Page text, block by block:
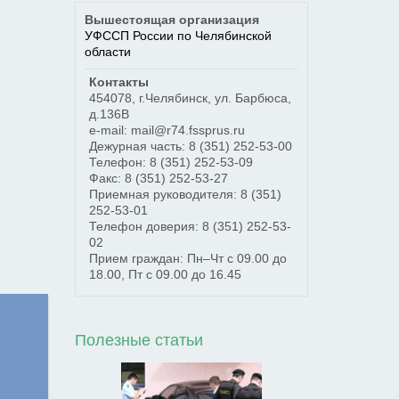
Вышестоящая организация
УФССП России по Челябинской
области
Контакты
454078
г.Челябинск, ул. Барбюса,
д.136В
e-mail: mail@r74.fssprus.ru
Дежурная часть: 8 (351) 252-53-00
Телефон: 8 (351) 252-53-09
Факс: 8 (351) 252-53-27
Приемная руководителя: 8 (351)
252-53-01
Телефон доверия: 8 (351) 252-53-
02
Прием граждан: Пн–Чт с 09.00 до
18.00, Пт с 09.00 до 16.45
Полезные статьи